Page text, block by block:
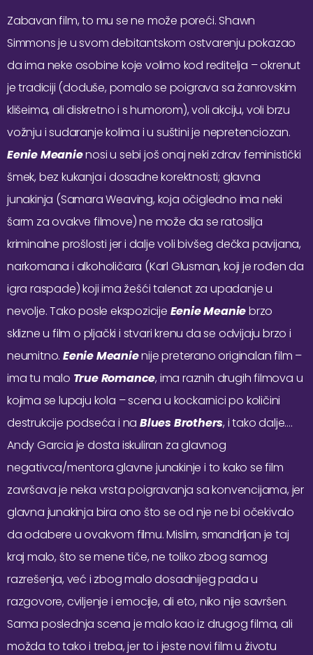
Zabavan film, to mu se ne može poreći. Shawn
Simmons je u svom debitantskom ostvarenju pokazao
da ima neke osobine koje volimo kod reditelja – okrenut
je tradiciji (doduše, pomalo se poigrava sa žanrovskim
klišeima, ali diskretno i s humorom), voli akciju, voli brzu
vožnju i sudaranje kolima i u suštini je nepretenciozan.
Eenie Meanienosi u sebi još onaj neki zdrav feministički
šmek, bez kukanja i dosadne korektnosti; glavna
junakinja (Samara Weaving, koja očigledno ima neki
šarm za ovakve filmove) ne može da se ratosilja
kriminalne prošlosti jer i dalje voli bivšeg dečka pavijana,
narkomana i alkoholičara (Karl Glusman, koji je rođen da
igra raspade) koji ima žešći talenat za upadanje u
nevolje. Tako posle ekspozicije Eenie Meaniebrzo
sklizne u film o pljački i stvari krenu da se odvijaju brzo i
neumitno.Eenie Meanienije preterano originalan film –
ima tu malo True Romance, ima raznih drugih filmova u
kojima se lupaju kola – scena u kockarnici po količini
destrukcije podseća i naBlues Brothers, i tako dalje….
Andy Garcia je dosta iskuliran za glavnog
negativca/mentora glavne junakinje i to kako se film
završava je neka vrsta poigravanja sa konvencijama, jer
glavna junakinja bira ono što se od nje ne bi očekivalo
da odabere u ovakvom filmu. Mislim, smandrljan je taj
kraj malo, što se mene tiče, ne toliko zbog samog
razrešenja, već i zbog malo dosadnijeg pada u
razgovore, cviljenje i emocije, ali eto, niko nije savršen.
Sama poslednja scena je malo kao iz drugog filma, ali
možda to tako i treba, jer to i jeste novi film u životu